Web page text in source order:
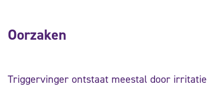
Oorzaken
Triggervinger ontstaat meestal door irritatie